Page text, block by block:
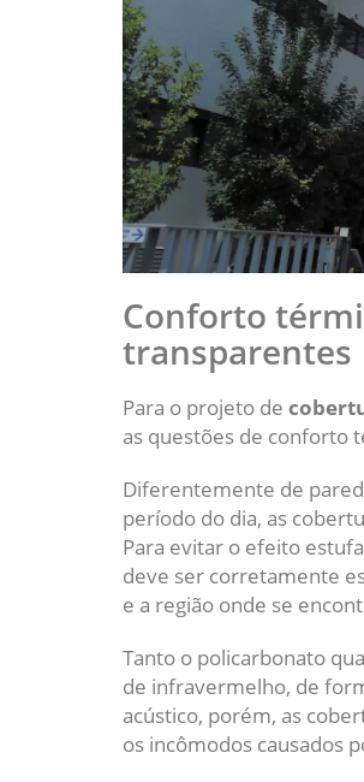
Conforto
transparentes
Para o projeto de
as questões de conforto
Diferentemente de
período do dia, as
Para evitar o efeito
deve ser corretamente
e a região onde se
Tanto o policarbonato
de infravermelho, de
acústico, porém, as
os incômodos causados